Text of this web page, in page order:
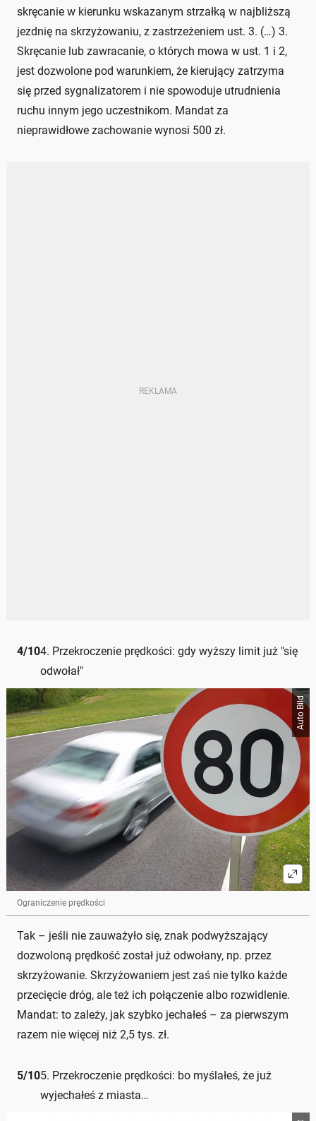
skręcanie w kierunku wskazanym strzałką w najbliższą
jezdnię na skrzyżowaniu, z zastrzeżeniem ust. 3. (…) 3.
Skręcanie lub zawracanie, o których mowa w ust. 1 i 2,
jest dozwolone pod warunkiem, że kierujący zatrzyma
się przed sygnalizatorem i nie spowoduje utrudnienia
ruchu innym jego uczestnikom. Mandat za
nieprawidłowe zachowanie wynosi 500 zł.
4/104. Przekroczenie prędkości: gdy wyższy limit już "się
odwołał"
Auto Bild
Ograniczenie prędkości
Tak – jeśli nie zauważyło się, znak podwyższający
dozwoloną prędkość został już odwołany, np. przez
skrzyżowanie. Skrzyżowaniem jest zaś nie tylko każde
przecięcie dróg, ale też ich połączenie albo rozwidlenie.
Mandat: to zależy, jak szybko jechałeś – za pierwszym
razem nie więcej niż 2,5 tys. zł.
5/105. Przekroczenie prędkości: bo myślałeś, że już
wyjechałeś z miasta…